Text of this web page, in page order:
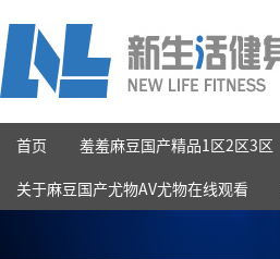
首页 羞羞麻豆国产精品1区2区3区
关于麻豆国产尤物AV尤物在线观看